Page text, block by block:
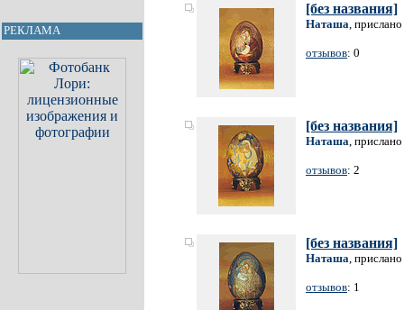
РЕКЛАМА
[без названия]
Наташа,
отзывов: 0
[без названия]
Наташа,
отзывов: 2
[без названия]
Наташа,
отзывов: 1